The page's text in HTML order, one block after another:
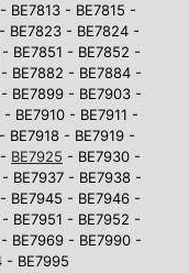
BE7813 - BE7815 -
BE7823 - BE7824 -
BE7851 - BE7852 -
BE7882 - BE7884 -
BE7899 - BE7903 -
BE7910 - BE7911 -
BE7918 - BE7919 -
- BE7925 - BE7930 -
BE7937 - BE7938 -
BE7945 - BE7946 -
BE7951 - BE7952 -
BE7969 - BE7990 -
- BE7995